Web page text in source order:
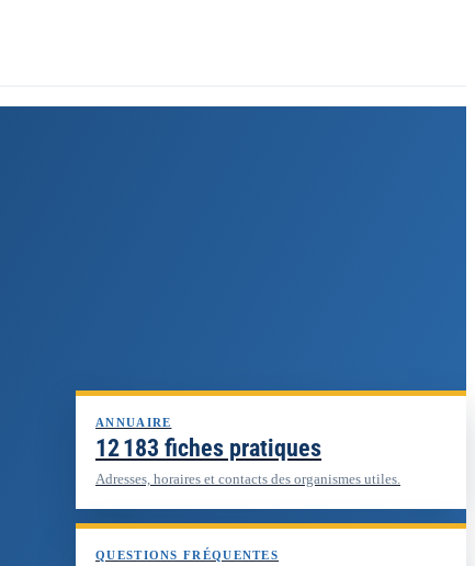
ANNUAIRE
12 183 fiches pratiques
Adresses, horaires et contacts des organismes utiles.
QUESTIONS FRÉQUENTES